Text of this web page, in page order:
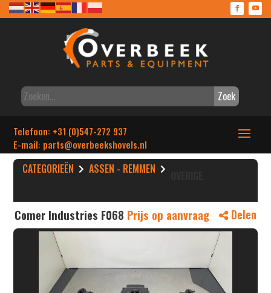
Zoek
Telefoon: +31 (0)547-272 937
E-mail: parts@overbeekshovels.nl
CATEGORIEËN ASSEN - REMMEN
Comer Industries F068 Prijs op aanvraag Delen